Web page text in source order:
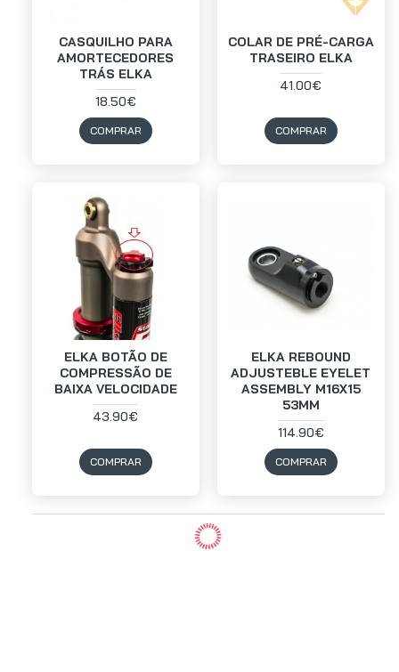
CASQUILHO PARA
AMORTECEDORES
TRÁS ELKA
18.50€
COMPRAR
COLAR DE PRÉ-CARGA
TRASEIRO ELKA
41.00€
COMPRAR
ELKA BOTÃO DE
COMPRESSÃO DE
BAIXA VELOCIDADE
43.90€
COMPRAR
ELKA REBOUND
ADJUSTEBLE EYELET
ASSEMBLY M16X15
53MM
114.90€
COMPRAR